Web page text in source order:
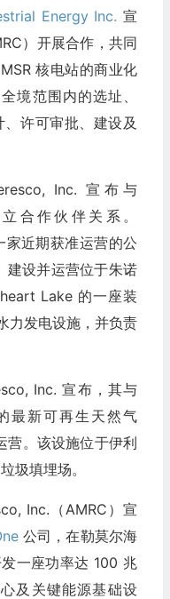
Energy Inc. 宣
）开展合作，共同
核电站的商业化
境范围内的选址、
许可审批、建设及
Inc. 宣布与
合作伙伴关系。
近期获准运营的公
建设并运营位于朱诺
Lake 的一座装
力发电设施，并负责
Inc. 宣​​布，其与
最新可再生天然气
营。该设施位于伊利
圾填埋场。
Inc.（AMRC）宣
公司，在勒莫尔海
一座功率达 100 兆
及关键能源基础设